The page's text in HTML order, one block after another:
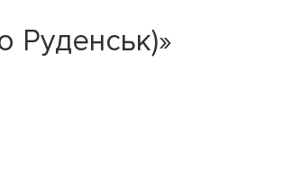
Руденськ)»